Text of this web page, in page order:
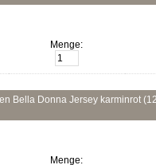
Menge:
Bella Donna Jersey karminrot
Menge: